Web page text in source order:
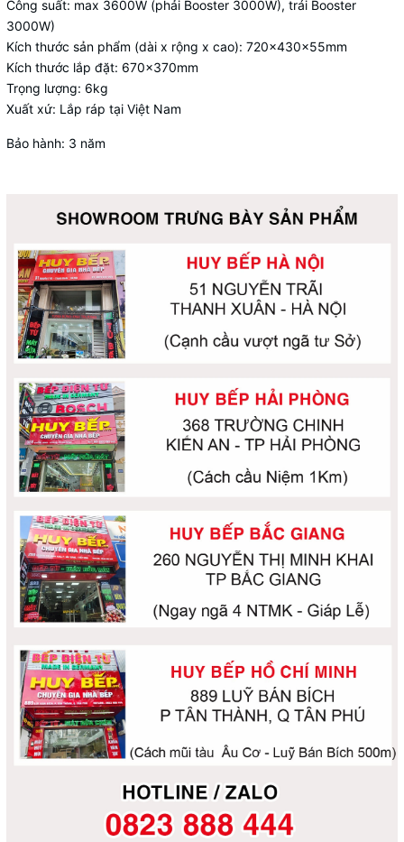
Công suất: max 3600W (phải Booster 3000W), trái Booster
3000W)
Kích thước sản phẩm (dài x rộng x cao): 720x430x55mm
Kích thước lắp đặt: 670x370mm
Trọng lượng: 6kg
Xuất xứ: Lắp ráp tại Việt Nam
Bảo hành: 3 năm